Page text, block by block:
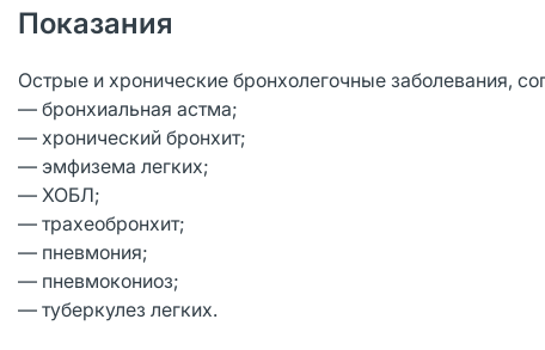
Показания
Острые и хронические бронхолегочные заболевания,
— бронхиальная астма;
— хронический бронхит;
— эмфизема легких;
— ХОБЛ;
— трахеобронхит;
— пневмония;
— пневмокониоз;
— туберкулез легких.